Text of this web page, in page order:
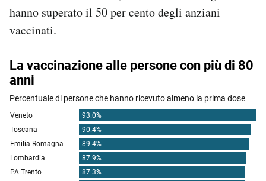
hanno superato il 50 per cento degli anziani
vaccinati.